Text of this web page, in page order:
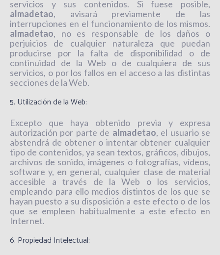
servicios y sus contenidos. Si fuese posible,
almadetao, avisará previamente de las
interrupciones en el funcionamiento de los mismos.
almadetao, no es responsable de los daños o
perjuicios de cualquier naturaleza que puedan
producirse por la falta de disponibilidad o de
continuidad de la Web o de cualquiera de sus
servicios, o por los fallos en el acceso a las distintas
secciones de la Web.
5. Utilización de la Web:
Excepto que haya obtenido previa y expresa
autorización por parte de almadetao, el usuario se
abstendrá de obtener o intentar obtener cualquier
tipo de contenidos, ya sean textos, gráficos, dibujos,
archivos de sonido, imágenes o fotografías, vídeos,
software y, en general, cualquier clase de material
accesible a través de la Web o los servicios,
empleando para ello medios distintos de los que se
hayan puesto a su disposición a este efecto o de los
que se empleen habitualmente a este efecto en
Internet.
6. Propiedad Intelectual: